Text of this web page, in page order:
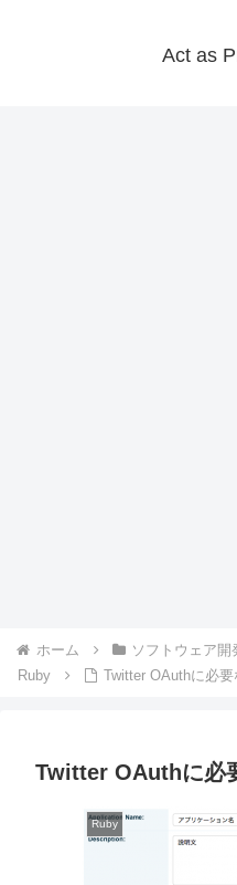
Act as
ホーム ソフトウェア開
Ruby
Twitter OAuthに必
Twitter OAuthに必
Ruby